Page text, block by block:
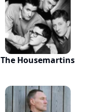
The Housemartins